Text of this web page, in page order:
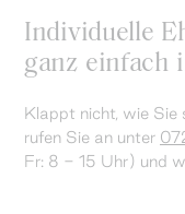
Individuelle
ganz einfach
Klappt nicht, wie Sie
rufen Sie an unter
Fr: 8 - 15 Uhr) und